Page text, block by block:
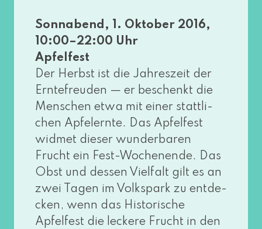
Sonnabend, 1. Oktober 2016,
10:00–22:00 Uhr
Apfelfest
Der Herbst ist die Jahreszeit der
Erntefreuden — er beschenkt die
Menschen etwa mit einer statt­li­
chen Apfelernte. Das Apfelfest
wid­met die­ser wun­der­ba­ren
Frucht ein Fest-Wochenende. Das
Obst und des­sen Vielfalt gilt es an
zwei Tagen im Volkspark zu ent­de­
cken, wenn das Historische
Apfelfest die lecke­re Frucht in den